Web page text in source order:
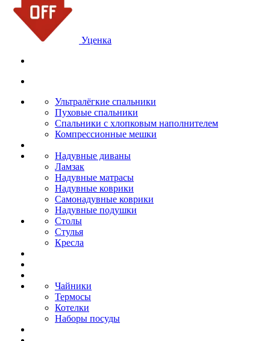
Уценка
Ультралёгкие спальники
Пуховые спальники
Спальники с хлопковым наполнителем
Компрессионные мешки
Надувные диваны
Ламзак
Надувные матрасы
Надувные коврики
Самонадувные коврики
Надувные подушки
Столы
Стулья
Кресла
Чайники
Термосы
Котелки
Наборы посуды